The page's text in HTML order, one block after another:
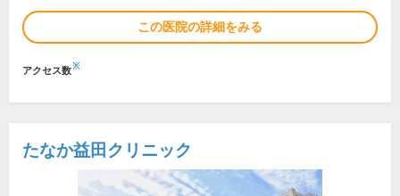
この医院の詳細をみる
アクセス数※
たなか益田クリニック